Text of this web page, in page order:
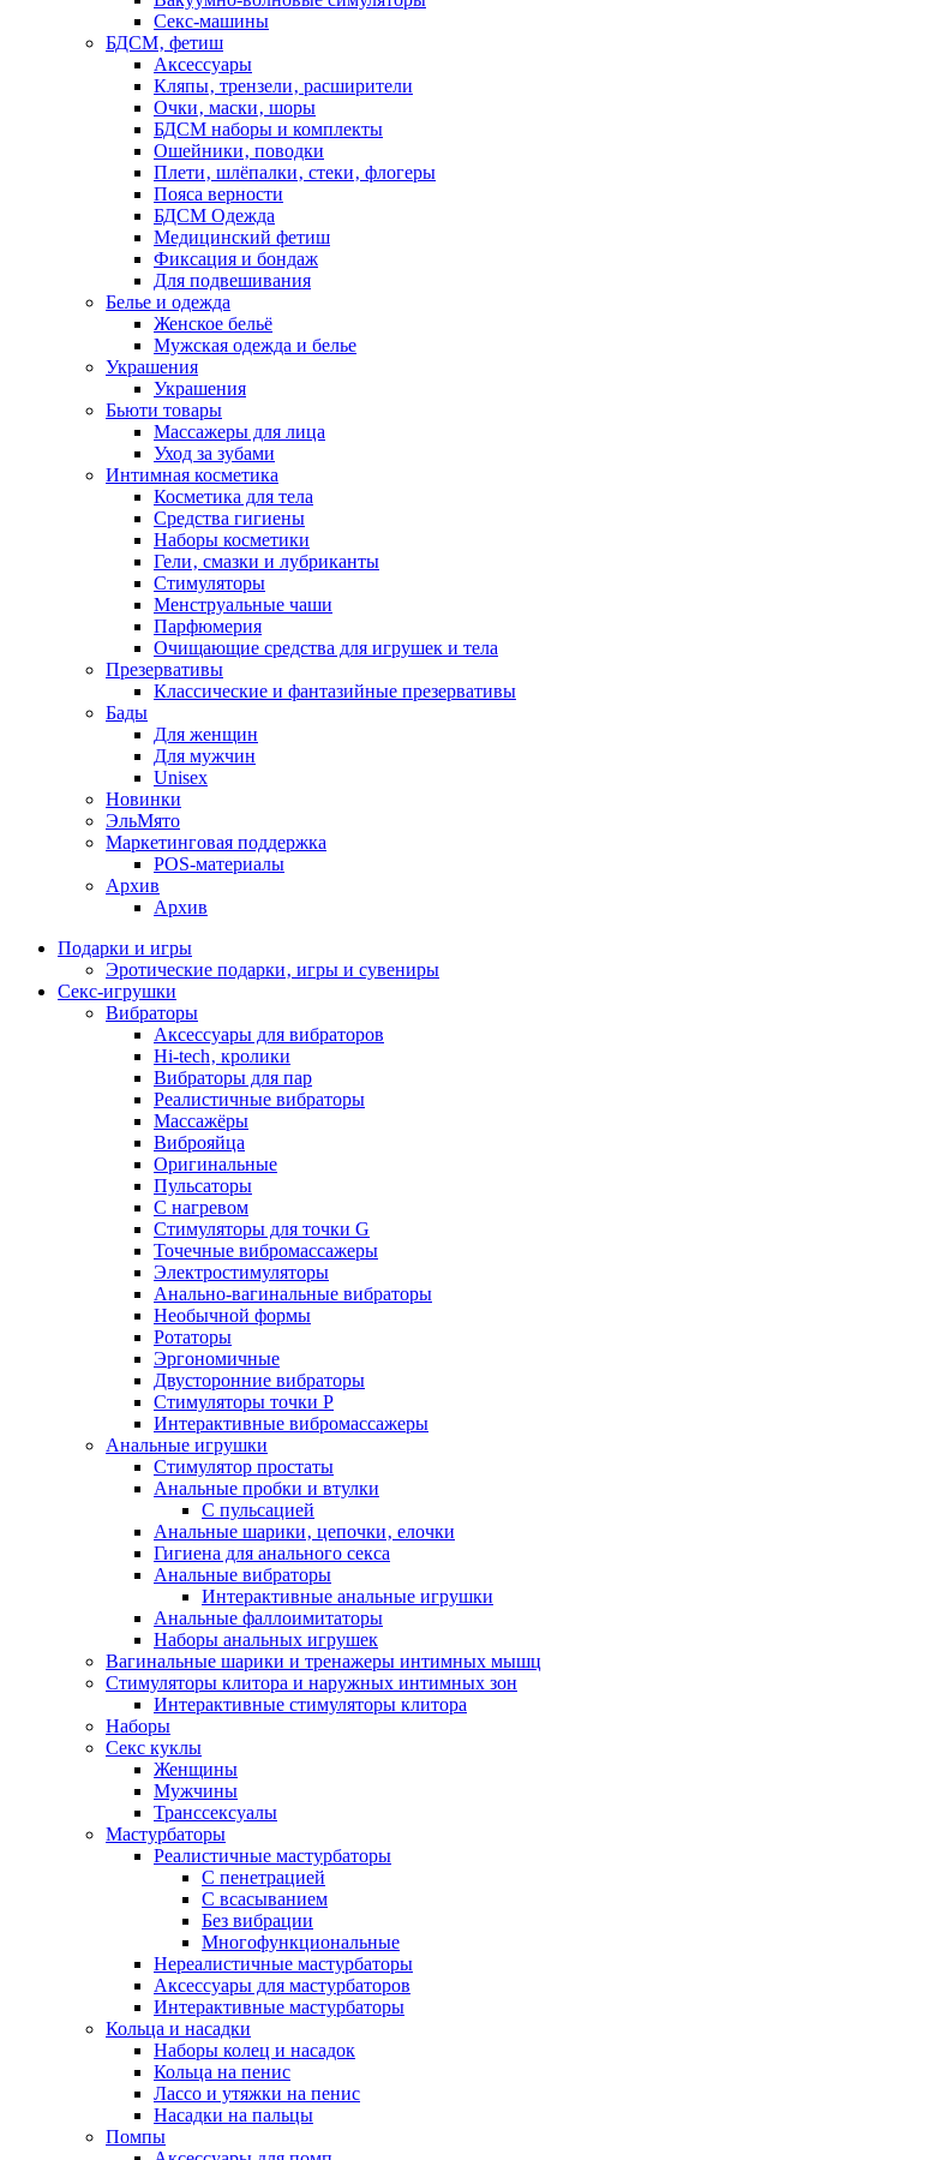
Секс-машины
БДСМ‚ фетиш
Аксессуары
Кляпы‚ трензели‚ расширители
Очки‚ маски‚ шоры
БДСМ наборы и комплекты
Ошейники‚ поводки
Плети‚ шлёпалки‚ стеки‚ флогеры
Пояса верности
БДСМ Одежда
Медицинский фетиш
Фиксация и бондаж
Для подвешивания
Белье и одежда
Женское бельё
Мужская одежда и белье
Украшения
Украшения
Бьюти товары
Массажеры для лица
Уход за зубами
Интимная косметика
Косметика для тела
Средства гигиены
Наборы косметики
Гели‚ смазки и лубриканты
Стимуляторы
Менструальные чаши
Парфюмерия
Очищающие средства для игрушек и тела
Презервативы
Классические и фантазийные презервативы
Бады
Для женщин
Для мужчин
Unisex
Новинки
ЭльМято
Маркетинговая поддержка
POS-материалы
Архив
Архив
Подарки и игры
Эротические подарки‚ игры и сувениры
Секс-игрушки
Вибраторы
Аксессуары для вибраторов
Hi-tech‚ кролики
Вибраторы для пар
Реалистичные вибраторы
Массажёры
Виброяйца
Оригинальные
Пульсаторы
С нагревом
Стимуляторы для точки G
Точечные вибромассажеры
Электростимуляторы
Анально-вагинальные вибраторы
Необычной формы
Ротаторы
Эргономичные
Двусторонние вибраторы
Стимуляторы точки P
Интерактивные вибромассажеры
Анальные игрушки
Стимулятор простаты
Анальные пробки и втулки
С пульсацией
Анальные шарики‚ цепочки‚ елочки
Гигиена для анального секса
Анальные вибраторы
Интерактивные анальные игрушки
Анальные фаллоимитаторы
Наборы анальных игрушек
Вагинальные шарики и тренажеры интимных мышц
Стимуляторы клитора и наружных интимных зон
Интерактивные стимуляторы клитора
Наборы
Секс куклы
Женщины
Мужчины
Транссексуалы
Мастурбаторы
Реалистичные мастурбаторы
С пенетрацией
С всасыванием
Без вибрации
Многофункциональные
Нереалистичные мастурбаторы
Аксессуары для мастурбаторов
Интерактивные мастурбаторы
Кольца и насадки
Наборы колец и насадок
Кольца на пенис
Лассо и утяжки на пенис
Насадки на пальцы
Помпы